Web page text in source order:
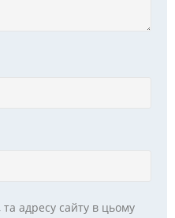
адресу сайту в цьому